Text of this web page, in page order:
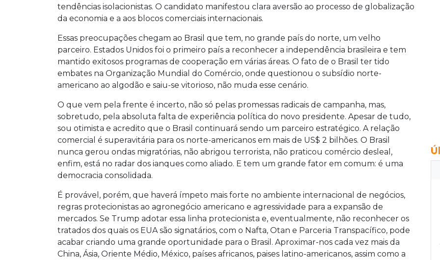
tendências isolacionistas. O candidato manifestou clara aversão ao processo de globalização
da economia e a aos blocos comerciais internacionais.
Essas preocupações chegam ao Brasil que tem, no grande país do norte, um velho
parceiro. Estados Unidos foi o primeiro país a reconhecer a independência brasileira e tem
mantido exitosos programas de cooperação em várias áreas. O fato de o Brasil ter tido
embates na Organização Mundial do Comércio, onde questionou o subsídio norte-
americano ao algodão e saiu-se vitorioso, não muda esse cenário.
O que vem pela frente é incerto, não só pelas promessas radicais de campanha, mas,
sobretudo, pela absoluta falta de experiência política do novo presidente. Apesar de tudo,
sou otimista e acredito que o Brasil continuará sendo um parceiro estratégico. A relação
comercial é superavitária para os norte-americanos em mais de US$ 2 bilhões. O Brasil
nunca gerou ondas migratórias, não abrigou terrorista, não praticou comércio desleal,
enfim, está no radar dos ianques como aliado. E tem um grande fator em comum: é uma
democracia consolidada.
É provável, porém, que haverá ímpeto mais forte no ambiente internacional de negócios,
regras protecionistas ao agronegócio americano e agressividade para a expansão de
mercados. Se Trump adotar essa linha protecionista e, eventualmente, não reconhecer os
tratados dos quais os EUA são signatários, com o Nafta, Otan e Parceria Transpacífico, pode
acabar criando uma grande oportunidade para o Brasil. Aproximar-nos cada vez mais da
China, Ásia, Oriente Médio, México, países africanos, paises latino-americanos, assim como a